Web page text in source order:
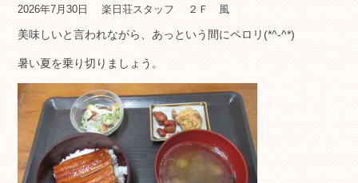
2026年7月30日 楽日荘スタッフ ２Ｆ 風
美味しいと言われながら、あっという間にペロリ(*^-^*)
暑い夏を乗り切りましょう。